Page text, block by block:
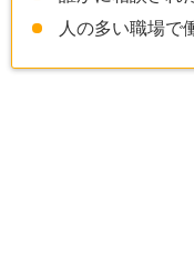
人の多い職場で